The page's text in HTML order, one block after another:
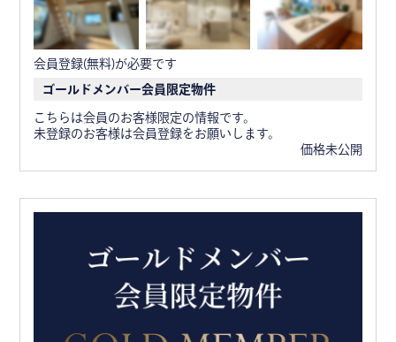
会員登録(無料)が必要です
ゴールドメンバー会員限定物件
こちらは会員のお客様限定の情報です。
未登録のお客様は会員登録をお願いします。
価格未公開